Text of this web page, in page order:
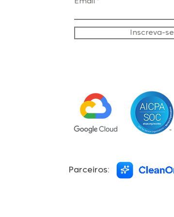
Inscreva-se
Parceiros: